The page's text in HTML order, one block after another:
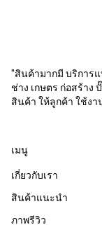
"สินค้ามากมี บริการ
ช่าง เกษตร ก่อสร้า
สินค้า ให้ลูกค้า ใช้ง
เมนู
เกี่ยวกับเรา
สินค้าแนะนำ
ภาพรีวิว